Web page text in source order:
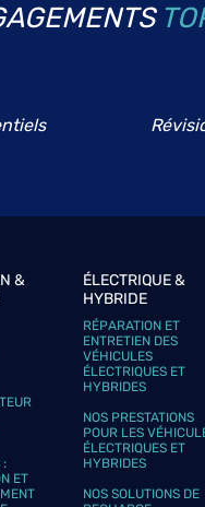
&
:
ET
ÉLECTRIQUE &
HYBRIDE
RÉPARATION ET
ENTRETIEN DES
VÉHICULES
ÉLECTRIQUES ET
HYBRIDES
NOS PRESTATIONS
POUR LES
ÉLECTRIQUES ET
HYBRIDES
NOS SOLUTIONS DE